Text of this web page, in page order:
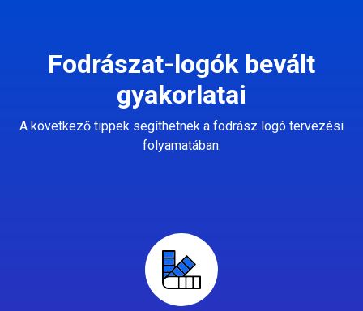
Fodrászat-logók bevált
gyakorlatai
A következő tippek segíthetnek a fodrász logó tervezési
folyamatában.